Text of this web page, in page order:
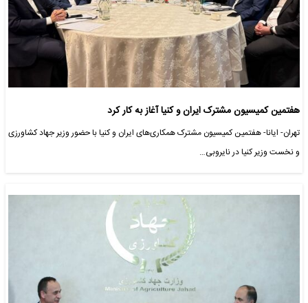
هفتمین کمیسیون مشترک ایران و کنیا آغاز به کار کرد
تهران- ایانا- هفتمین کمیسیون مشترک همکاری‌های ایران و کنیا با حضور وزیر جهاد کشاورزی
و نخست وزیر کنیا در نایروبی…